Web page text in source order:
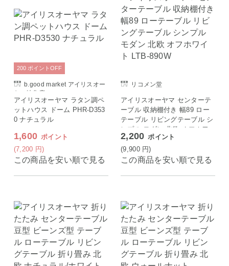
b.good market アイリスオー
ヤマ特集店
アイリスオーヤマ ラタン調ペ
ットハウス ドーム PHR-D353
0 ナチュラル
1,600 ポイント
(7,200 円)
200 ポイント OFF
この商品を安い順で見る
リコメン堂
アイリスオーヤマ センターテ
ーブル 収納棚付き 幅89 ロー
テーブル リビングテーブル シ
ンプル モダン 北欧 オフホワ
イト LTB-890W
2,200 ポイント
(9,900 円)
この商品を安い順で見る